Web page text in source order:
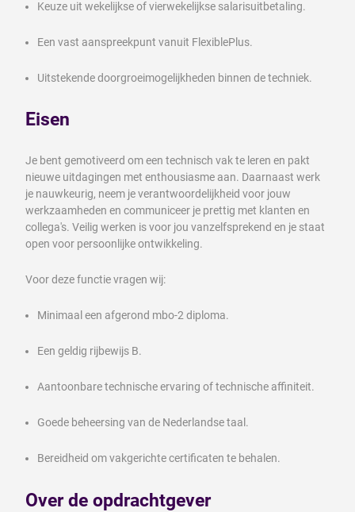
Keuze uit wekelijkse of vierwekelijkse salarisuitbetaling.
Een vast aanspreekpunt vanuit FlexiblePlus.
Uitstekende doorgroeimogelijkheden binnen de techniek.
Eisen
Je bent gemotiveerd om een technisch vak te leren en pakt
nieuwe uitdagingen met enthousiasme aan. Daarnaast werk
je nauwkeurig, neem je verantwoordelijkheid voor jouw
werkzaamheden en communiceer je prettig met klanten en
collega's. Veilig werken is voor jou vanzelfsprekend en je staat
open voor persoonlijke ontwikkeling.
Voor deze functie vragen wij:
Minimaal een afgerond mbo-2 diploma.
Een geldig rijbewijs B.
Aantoonbare technische ervaring of technische affiniteit.
Goede beheersing van de Nederlandse taal.
Bereidheid om vakgerichte certificaten te behalen.
Over de opdrachtgever